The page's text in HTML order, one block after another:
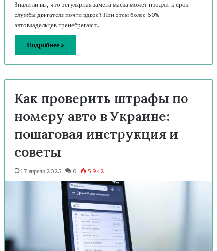
Знали ли вы, что регулярная замена масла может продлить срок
службы двигателя почти вдвое? При этом более 60%
автовладельцев пренебрегают…
Подробнее »
Как проверить штрафы по
номеру авто в Украине:
пошаговая инструкция и
советы
17 апреля 2025 0 5 942